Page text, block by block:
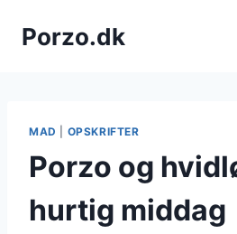
Porzo.dk
MAD OPSKRIFTER
Porzo og
hurtig middag